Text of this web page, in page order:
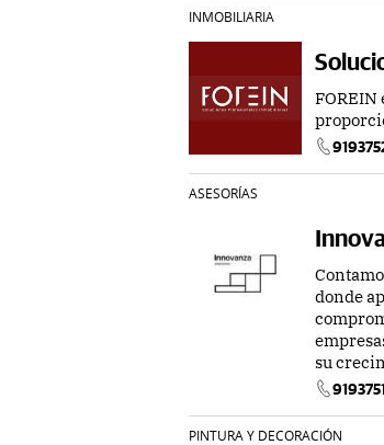
INMOBILIARIA
ASESORÍAS
donde
su
PINTURA Y DECORACIÓN